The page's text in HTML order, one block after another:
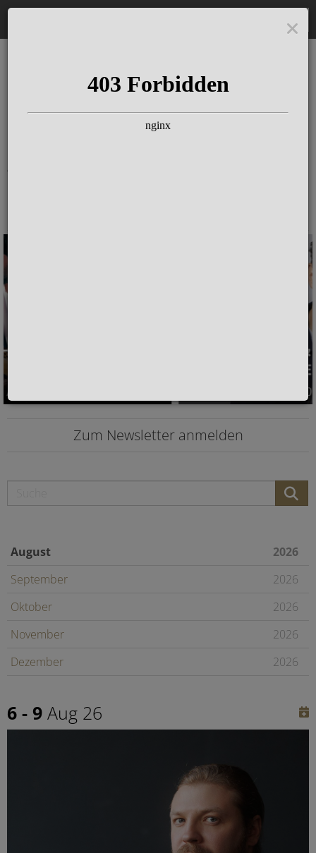
The Schloss Elmau
Experience
Seit mehr als 100 Jahren Konzerte &
Autoren am Puls der Zeit. Täglich Jazz mit
Zum Newsletter anmelden
August
2026
September
2026
Oktober
2026
November
2026
Dezember
2026
Februar
6 - 9 Aug 26